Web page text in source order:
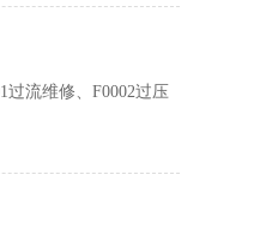
过流维修、F0002过压